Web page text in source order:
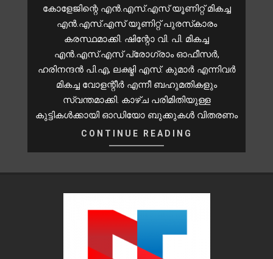
കോളേജിന്റെ എൻ.എസ്.എസ് യൂണിറ്റ് മികച്ച
എൻ.എസ്.എസ് യൂണിറ്റ് പുരസ്‌കാരം
കരസ്ഥമാക്കി. ഷിന്റോ വി. പി. മികച്ച
എൻ.എസ്.എസ് പ്രോഗ്രാം ഓഫീസർ,
ഹരിനന്ദൻ പി.എ, ലക്ഷ്മി എസ്. കുമാർ എന്നിവർ
മികച്ച വോളന്റീർ എന്നീ ബഹുമതികളും
സ്വന്തമാക്കി. കാഴ്ച പരിമിതിയുള്ള
കുട്ടികൾക്കായി ഓഡിയോ ബുക്കുകൾ വിതരണം
CONTINUE READING